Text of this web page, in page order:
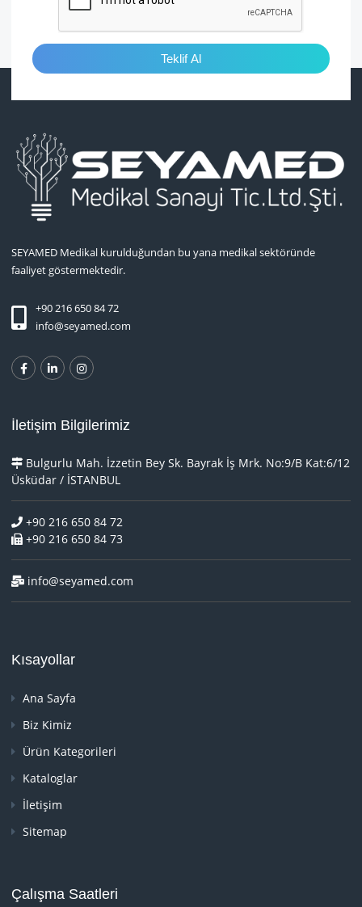
Teklif Al
SEYAMED Medikal kurulduğundan bu yana medikal sektöründe
faaliyet göstermektedir.
+90 216 650 84 72
info@seyamed.com
İletişim Bilgilerimiz
Bulgurlu Mah. İzzetin Bey Sk. Bayrak İş Mrk. No:9/B Kat:6/12
Üsküdar / İSTANBUL
+90 216 650 84 72
+90 216 650 84 73
info@seyamed.com
Kısayollar
Ana Sayfa
Biz Kimiz
Ürün Kategorileri
Kataloglar
İletişim
Sitemap
Çalışma Saatleri